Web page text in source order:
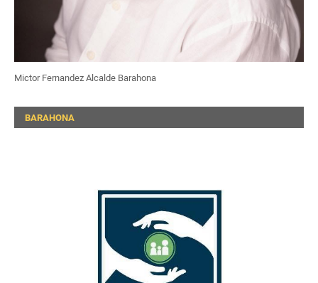
Mictor Fernandez Alcalde Barahona
BARAHONA